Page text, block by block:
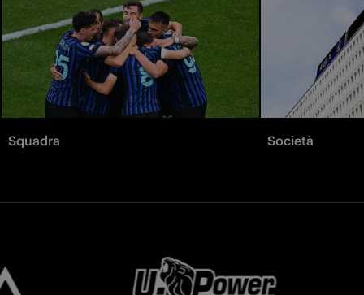
Squadra Società